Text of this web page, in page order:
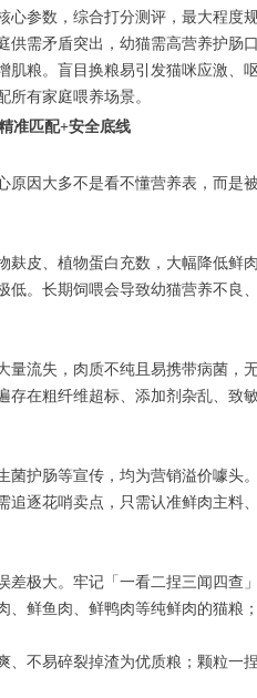
参数，综合打分测评，最大程度
供需矛盾突出，幼猫需高营养护肠
粮。盲目换粮易引发猫咪应激、
有家庭喂养场景。
准匹配+安全底线
因大多不是看不懂营养表，而是
皮、植物蛋白充数，大幅降低鲜
。长期饲喂会导致幼猫营养不良
流失，肉质不纯且易携带病菌，
在粗纤维超标、添加剂杂乱、致
护肠等宣传，均为营销溢价噱头
逐花哨卖点，只需认准鲜肉主料
极大。牢记「一看二捏三闻四查
、鲜鱼肉、鲜鸭肉等纯鲜肉的猫
、不易碎裂掉渣为优质粮；颗粒